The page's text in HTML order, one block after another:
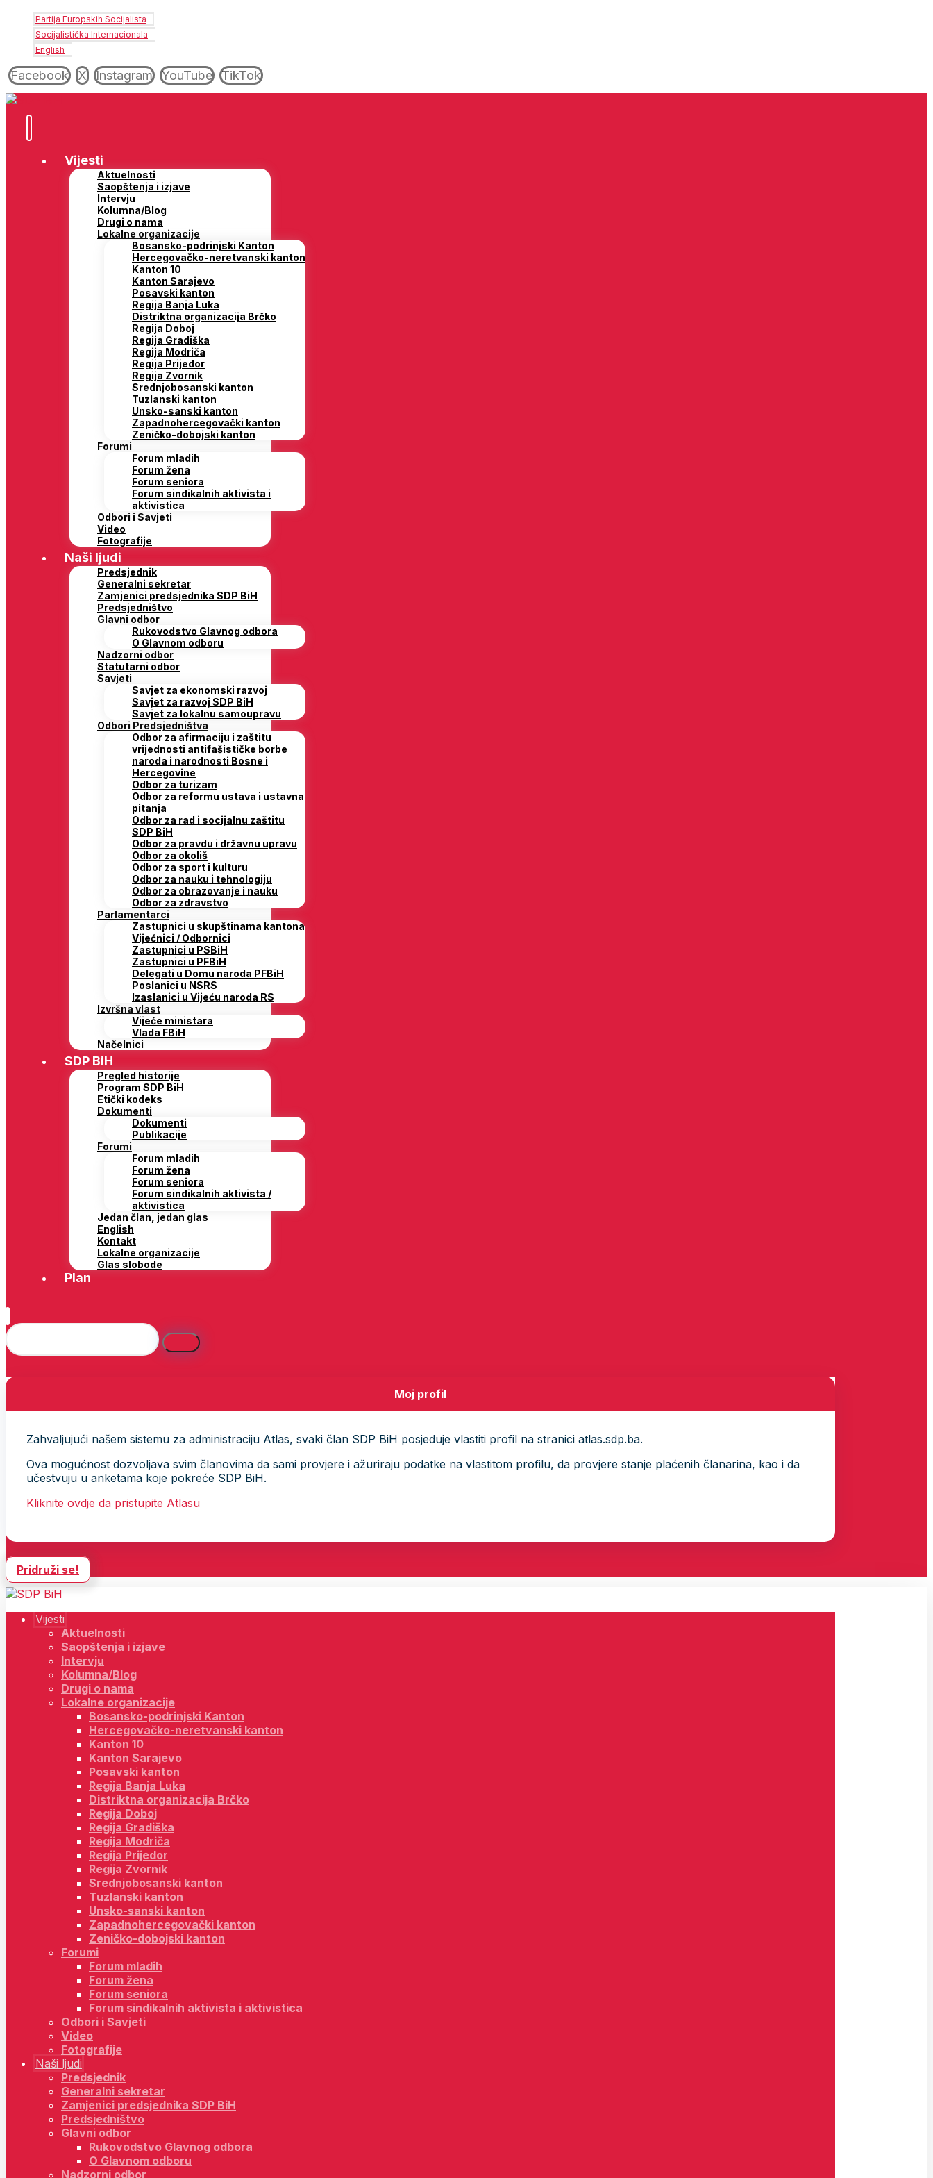
Partija Europskih Socijalista
Socijalistička Internacionala
English
Facebook X Instagram YouTube TikTok
Vijesti
Aktuelnosti
Saopštenja i izjave
Intervju
Kolumna/Blog
Drugi o nama
Lokalne organizacije
Bosansko-podrinjski Kanton
Hercegovačko-neretvanski kanton
Kanton 10
Kanton Sarajevo
Posavski kanton
Regija Banja Luka
Distriktna organizacija Brčko
Regija Doboj
Regija Gradiška
Regija Modriča
Regija Prijedor
Regija Zvornik
Srednjobosanski kanton
Tuzlanski kanton
Unsko-sanski kanton
Zapadnohercegovački kanton
Zeničko-dobojski kanton
Forumi
Forum mladih
Forum žena
Forum seniora
Forum sindikalnih aktivista i
aktivistica
Odbori i Savjeti
Video
Fotografije
Naši ljudi
Predsjednik
Generalni sekretar
Zamjenici predsjednika SDP BiH
Predsjedništvo
Glavni odbor
Rukovodstvo Glavnog odbora
O Glavnom odboru
Nadzorni odbor
Statutarni odbor
Savjeti
Savjet za ekonomski razvoj
Savjet za razvoj SDP BiH
Savjet za lokalnu samoupravu
Odbori Predsjedništva
Odbor za afirmaciju i zaštitu
vrijednosti antifašističke borbe
naroda i narodnosti Bosne i
Hercegovine
Odbor za turizam
Odbor za reformu ustava i ustavna
pitanja
Odbor za rad i socijalnu zaštitu
SDP BiH
Odbor za pravdu i državnu upravu
Odbor za okoliš
Odbor za sport i kulturu
Odbor za nauku i tehnologiju
Odbor za obrazovanje i nauku
Odbor za zdravstvo
Parlamentarci
Zastupnici u skupštinama kantona
Vijećnici / Odbornici
Zastupnici u PSBiH
Zastupnici u PFBiH
Delegati u Domu naroda PFBiH
Poslanici u NSRS
Izaslanici u Vijeću naroda RS
Izvršna vlast
Vijeće ministara
Vlada FBiH
Načelnici
SDP BiH
Pregled historije
Program SDP BiH
Etički kodeks
Dokumenti
Dokumenti
Publikacije
Forumi
Forum mladih
Forum žena
Forum seniora
Forum sindikalnih aktivista /
aktivistica
Jedan član, jedan glas
English
Kontakt
Lokalne organizacije
Glas slobode
Plan
Moj profil
Zahvaljujući našem sistemu za administraciju Atlas, svaki član SDP BiH posjeduje vlastiti profil na stranici atlas.sdp.ba.
Ova mogućnost dozvoljava svim članovima da sami provjere i ažuriraju podatke na vlastitom profilu, da provjere stanje plaćenih članarina, kao i da
učestvuju u anketama koje pokreće SDP BiH.
Kliknite ovdje da pristupite Atlasu
Pridruži se!
Vijesti
Aktuelnosti
Saopštenja i izjave
Intervju
Kolumna/Blog
Drugi o nama
Lokalne organizacije
Bosansko-podrinjski Kanton
Hercegovačko-neretvanski kanton
Kanton 10
Kanton Sarajevo
Posavski kanton
Regija Banja Luka
Distriktna organizacija Brčko
Regija Doboj
Regija Gradiška
Regija Modriča
Regija Prijedor
Regija Zvornik
Srednjobosanski kanton
Tuzlanski kanton
Unsko-sanski kanton
Zapadnohercegovački kanton
Zeničko-dobojski kanton
Forumi
Forum mladih
Forum žena
Forum seniora
Forum sindikalnih aktivista i aktivistica
Odbori i Savjeti
Video
Fotografije
Naši ljudi
Predsjednik
Generalni sekretar
Zamjenici predsjednika SDP BiH
Predsjedništvo
Glavni odbor
Rukovodstvo Glavnog odbora
O Glavnom odboru
Nadzorni odbor